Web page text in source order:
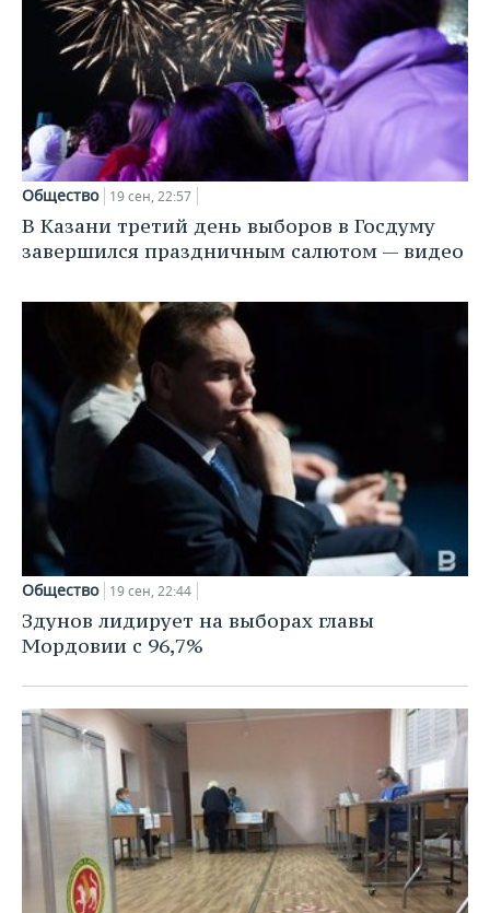
ХОККЕЙ С МЯЧОМ
ПРОИСШЕСТВИЯ
Общество 19 сен, 22:57
В Казани третий день выборов в Госдуму
завершился праздничным салютом — видео
Общество 19 сен, 22:44
Здунов лидирует на выборах главы
Мордовии с 96,7%